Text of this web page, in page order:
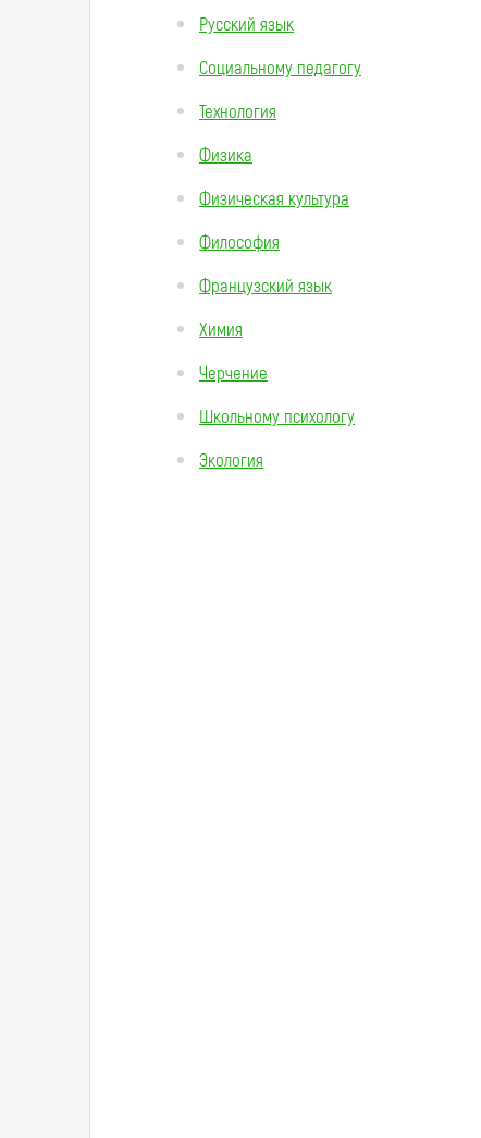
Русский язык
Социальному педагогу
Технология
Физика
Физическая культура
Философия
Французский язык
Химия
Черчение
Школьному психологу
Экология